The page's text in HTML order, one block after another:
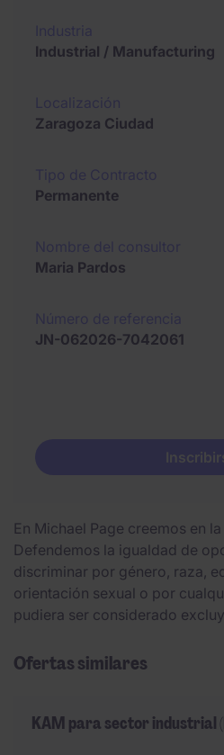
Industrial / Manufacturing
Zaragoza Ciudad
Permanente
Maria Pardos
JN-062026-7042061
En Michael Page creemos en
Defendemos la igualdad de
discriminar por género, raza,
orientación sexual o por
pudiera ser considerado
Ofertas similares
KAM para sector industrial